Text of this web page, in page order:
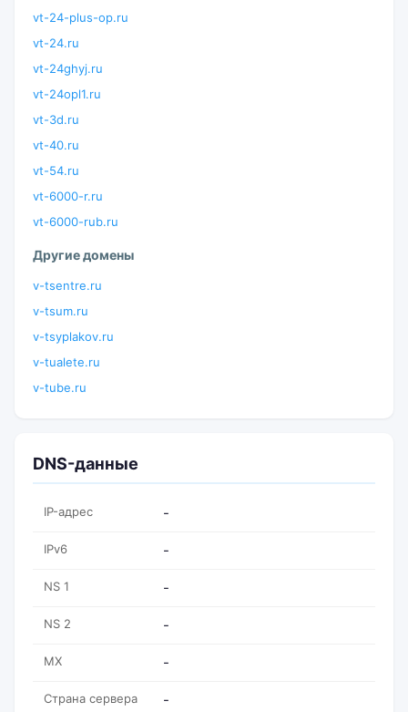
vt-24-plus-op.ru
vt-24.ru
vt-24ghyj.ru
vt-24opl1.ru
vt-3d.ru
vt-40.ru
vt-54.ru
vt-6000-r.ru
vt-6000-rub.ru
Другие домены
v-tsentre.ru
v-tsum.ru
v-tsyplakov.ru
v-tualete.ru
v-tube.ru
DNS-данные
IP-адрес -
IPv6 -
NS 1 -
NS 2 -
MX -
Страна сервера -